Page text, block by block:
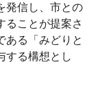
発信し、市との
ることが提案さ
ある「みどりと
する構想とし